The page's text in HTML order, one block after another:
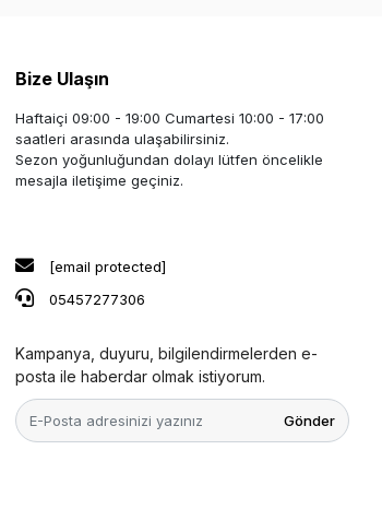
Bize Ulaşın
Haftaiçi 09:00 - 19:00 Cumartesi 10:00 - 17:00
saatleri arasında ulaşabilirsiniz.
Sezon yoğunluğundan dolayı lütfen öncelikle
mesajla iletişime geçiniz.
[email protected]
05457277306
Kampanya, duyuru, bilgilendirmelerden e-
posta ile haberdar olmak istiyorum.
Gönder